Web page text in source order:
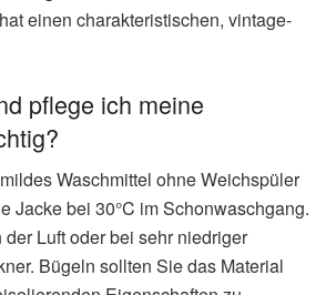
einen charakteristischen, vintage-
pflege ich meine
Waschmittel ohne Weichspüler
Jacke bei 30°C im Schonwaschgang.
Luft oder bei sehr niedriger
Bügeln sollten Sie das Material